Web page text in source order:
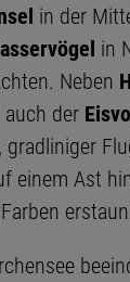
in der
in
Neben
der
einem Ast